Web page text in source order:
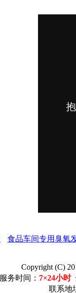
食品车间专用臭氧
Copyright (C)
服务时间： 7×24小时
联系地